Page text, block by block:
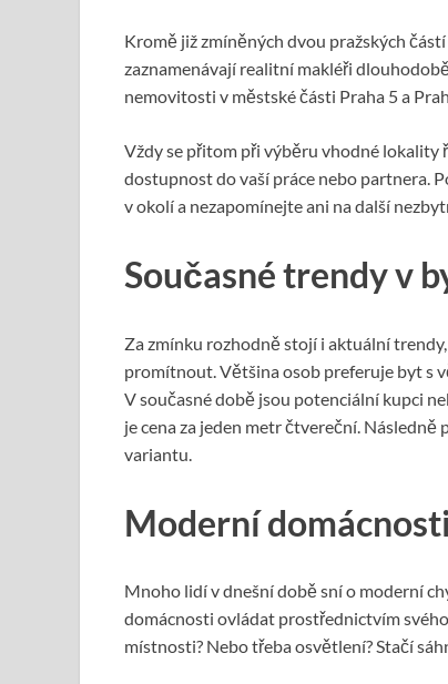
Kromě již zmíněných dvou pražských
zaznamenávají realitní makléři
nemovitosti v městské části Praha 5 a
Vždy se přitom při výběru vhodné lokality
dostupnost do vaší práce nebo partnera.
v okolí a nezapomínejte ani na další
Současné trendy v
Za zmínku rozhodně stojí i aktuální
promítnout. Většina osob preferuje byt s
V současné době jsou potenciální kupci
je cena za jeden metr čtvereční.
variantu.
Moderní domácnosti
Mnoho lidí v dnešní době sní o moderní
domácnosti ovládat prostřednictvím
místnosti? Nebo třeba osvětlení? Stačí